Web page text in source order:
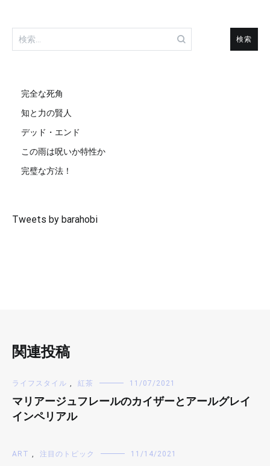
検
索:
完全な死角
知と力の賢人
デッド・エンド
この雨は呪いか特性か
完璧な方法！
Tweets by barahobi
関連投稿
ライフスタイル , 紅茶 11/07/2021
マリアージュフレールのカイザーとアールグレイ
インペリアル
ART , 注目のトピック 11/14/2021